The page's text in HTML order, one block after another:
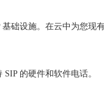
础设施。在云中为您现
的硬件和软件电话。